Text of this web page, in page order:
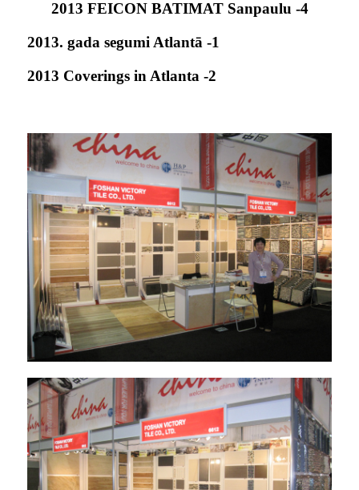
2013 FEICON BATIMAT Sanpaulu -4
2013. gada segumi Atlantā -1
2013 Coverings in Atlanta -2